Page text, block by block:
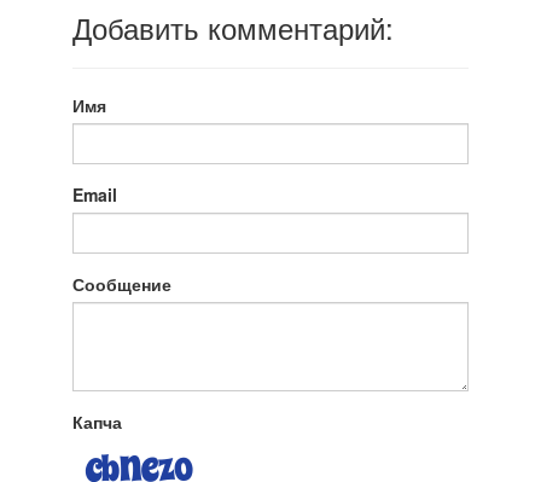
Добавить комментарий:
Имя
Email
Сообщение
Капча